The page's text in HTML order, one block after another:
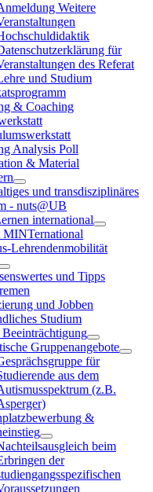
Weitere
für
des Referat
und Studium
& Coaching
Analysis Poll
& Material
und transdisziplinäres
- nuts@UB
international
MINTernational
Lehrendenmobilität
und Tipps
und Jobben
Studium
Gruppenangebote
für
aus dem
(z.B.
&
beim
der